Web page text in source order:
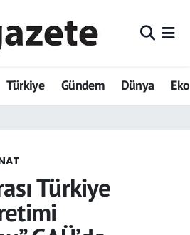
Türkiye Gündem Dünya
Türkiye